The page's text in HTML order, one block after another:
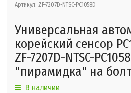
Артикул: ZF-7207D-NTSC-PC1058D
Универсальная
корейский сенсор
ZF-7207D-NTSC-
"пирамидка" на
В наличии